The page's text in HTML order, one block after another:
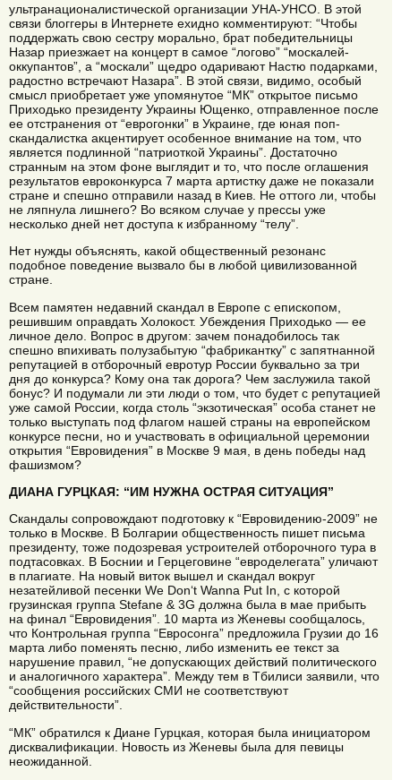
ультранационалистической организации УНА-УНСО. В этой
связи блоггеры в Интернете ехидно комментируют: “Чтобы
поддержать свою сестру морально, брат победительницы
Назар приезжает на концерт в самое “логово” “москалей-
оккупантов”, а “москали” щедро одаривают Настю подарками,
радостно встречают Назара”. В этой связи, видимо, особый
смысл приобретает уже упомянутое “МК” открытое письмо
Приходько президенту Украины Ющенко, отправленное после
ее отстранения от “еврогонки” в Украине, где юная поп-
скандалистка акцентирует особенное внимание на том, что
является подлинной “патриоткой Украины”. Достаточно
странным на этом фоне выглядит и то, что после оглашения
результатов евроконкурса 7 марта артистку даже не показали
стране и спешно отправили назад в Киев. Не оттого ли, чтобы
не ляпнула лишнего? Во всяком случае у прессы уже
несколько дней нет доступа к избранному “телу”.
Нет нужды объяснять, какой общественный резонанс
подобное поведение вызвало бы в любой цивилизованной
стране.
Всем памятен недавний скандал в Европе с епископом,
решившим оправдать Холокост. Убеждения Приходько — ее
личное дело. Вопрос в другом: зачем понадобилось так
спешно впихивать полузабытую “фабрикантку” с запятнанной
репутацией в отборочный евротур России буквально за три
дня до конкурса? Кому она так дорога? Чем заслужила такой
бонус? И подумали ли эти люди о том, что будет с репутацией
уже самой России, когда столь “экзотическая” особа станет не
только выступать под флагом нашей страны на европейском
конкурсе песни, но и участвовать в официальной церемонии
открытия “Евровидения” в Москве 9 мая, в день победы над
фашизмом?
ДИАНА ГУРЦКАЯ: “ИМ НУЖНА ОСТРАЯ СИТУАЦИЯ”
Скандалы сопровождают подготовку к “Евровидению-2009” не
только в Москве. В Болгарии общественность пишет письма
президенту, тоже подозревая устроителей отборочного тура в
подтасовках. В Боснии и Герцеговине “евроделегата” уличают
в плагиате. На новый виток вышел и скандал вокруг
незатейливой песенки We Don‘t Wanna Put In, с которой
грузинская группа Stefane & 3G должна была в мае прибыть
на финал “Евровидения”. 10 марта из Женевы сообщалось,
что Контрольная группа “Евросонга” предложила Грузии до 16
марта либо поменять песню, либо изменить ее текст за
нарушение правил, “не допускающих действий политического
и аналогичного характера”. Между тем в Тбилиси заявили, что
“сообщения российских СМИ не соответствуют
действительности”.
“МК” обратился к Диане Гурцкая, которая была инициатором
дисквалификации. Новость из Женевы была для певицы
неожиданной.